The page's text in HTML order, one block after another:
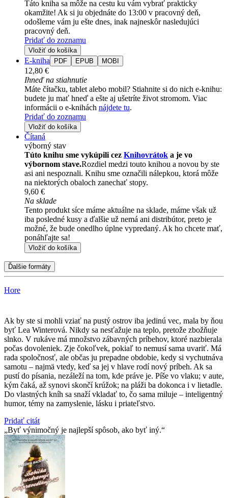
Táto kniha sa môže na cestu ku vám vybrať prakticky
okamžite! Ak si ju objednáte do 13:00 v pracovný deň,
odošleme vám ju ešte dnes, inak najneskôr nasledujúci
pracovný deň.
Pridať do zoznamu
Vložiť do košíka
E-kniha PDF EPUB MOBI
12,80 €
Ihneď na stiahnutie
Máte čítačku, tablet alebo mobil? Stiahnite si do nich e-knihu:
budete ju mať hneď a ešte aj ušetríte život stromom. Viac
informácii o e-knihách nájdete tu.
Pridať do zoznamu
Vložiť do košíka
Čítaná
výborný stav
Túto knihu sme vykúpili cez Knihovrátok a je vo
výbornom stave.Rozdiel medzi touto knihou a novou by ste
asi ani nespoznali. Knihu sme označili nálepkou, ktorá môže
na niektorých obaloch zanechať stopy.
9,60 €
Na sklade
Tento produkt síce máme aktuálne na sklade, máme však už
iba posledné kusy a ďalšie už nemá ani distribútor, preto je
možné, že bude onedlho úplne vypredaný. Ak ho chcete mať,
ponáhľajte sa!
Vložiť do košíka
Ďalšie formáty
Hore
Ak by ste si mohli vziať na pustý ostrov iba jedinú vec, mala by ňou
byť Lea Winterová. Nikdy sa nesťažuje na teplo, pretože zbožňuje
slnko. V rukáve má množstvo zábavných príbehov, ktoré nazbierala
počas dovoleniek. Zje čokoľvek, pokiaľ to nemusí sama uvariť. Má
rada spoločnosť, ale občas ju prepadne obdobie, kedy si vychutnáva
samotu – najmä vtedy, keď sa jej v hlave rodí nový príbeh. Ak sa
pustí do písania, nezáleží na tom, kde práve je. Píše vo vlaku; v aute,
kým čaká, až synovi skončí krúžok; na pláži ba dokonca i v lietadle.
Do vlastných kníh sa snaží vkladať to, čo sama miluje – inteligentný
humor, témy na zamyslenie, lásku i priateľstvo.
Pridať citát
Byť výnimočný je najlepší spôsob, ako byť iný.